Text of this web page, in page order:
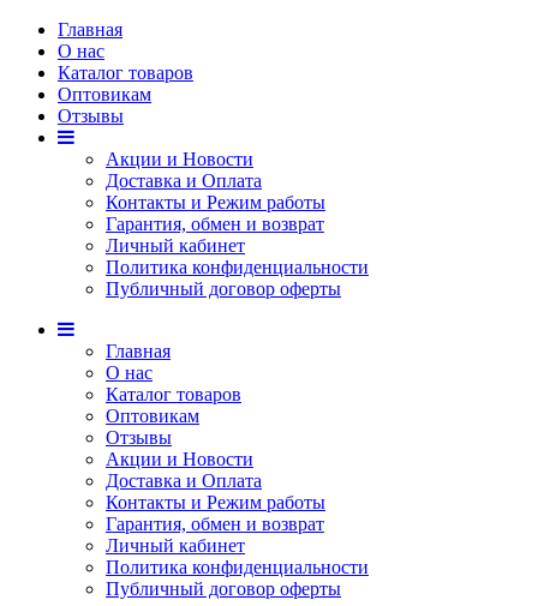
Главная
О нас
Каталог товаров
Оптовикам
Отзывы
Акции и Новости
Доставка и Оплата
Контакты и Режим работы
Гарантия, обмен и возврат
Личный кабинет
Политика конфиденциальности
Публичный договор оферты
Главная
О нас
Каталог товаров
Оптовикам
Отзывы
Акции и Новости
Доставка и Оплата
Контакты и Режим работы
Гарантия, обмен и возврат
Личный кабинет
Политика конфиденциальности
Публичный договор оферты